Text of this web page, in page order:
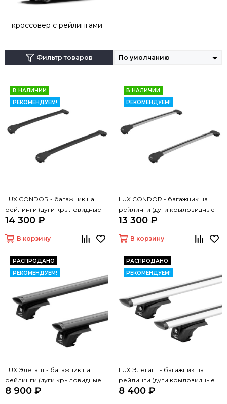
кроссовер с рейлингами
Фильтр товаров
В НАЛИЧИИ
РЕКОМЕНДУЕМ!
LUX CONDOR - багажник на
рейлинги (дуги крыловидные
черные 110 см)
14 300 ₽
В корзину
В НАЛИЧИИ
РЕКОМЕНДУЕМ!
LUX CONDOR - багажник на
рейлинги (дуги крыловидные
серые 110 см)
13 300 ₽
В корзину
РАСПРОДАНО
РЕКОМЕНДУЕМ!
LUX Элегант - багажник на
рейлинги (дуги крыловидные
черные, 1,3м)
8 900 ₽
РАСПРОДАНО
РЕКОМЕНДУЕМ!
LUX Элегант - багажник на
рейлинги (дуги крыловидные
серые, 1,3м)
8 400 ₽